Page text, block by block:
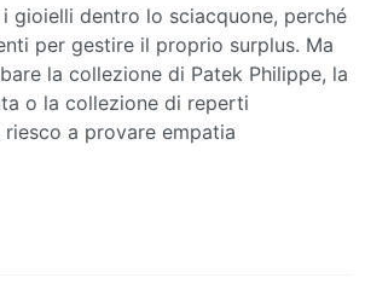
gioielli dentro lo sciacquone, perché
per gestire il proprio surplus. Ma
la collezione di Patek Philippe, la
o la collezione di reperti
a provare empatia